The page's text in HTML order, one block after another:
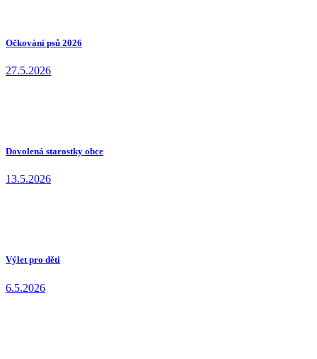
Očkování psů 2026
27.5.2026
Dovolená starostky obce
13.5.2026
Výlet pro děti
6.5.2026